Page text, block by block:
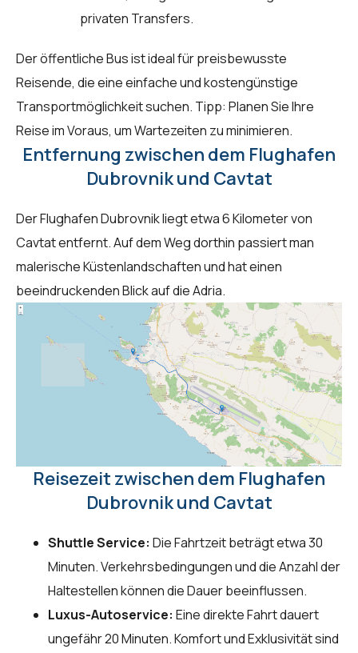
privaten Transfers.
Der öffentliche Bus ist ideal für preisbewusste
Reisende, die eine einfache und kostengünstige
Transportmöglichkeit suchen. Tipp: Planen Sie Ihre
Reise im Voraus, um Wartezeiten zu minimieren.
Entfernung zwischen dem Flughafen
Dubrovnik und Cavtat
Der Flughafen Dubrovnik liegt etwa 6 Kilometer von
Cavtat entfernt. Auf dem Weg dorthin passiert man
malerische Küstenlandschaften und hat einen
beeindruckenden Blick auf die Adria.
Reisezeit zwischen dem Flughafen
Dubrovnik und Cavtat
Shuttle Service: Die Fahrtzeit beträgt etwa 30
Minuten. Verkehrsbedingungen und die Anzahl der
Haltestellen können die Dauer beeinflussen.
Luxus-Autoservice: Eine direkte Fahrt dauert
ungefähr 20 Minuten. Komfort und Exklusivität sind